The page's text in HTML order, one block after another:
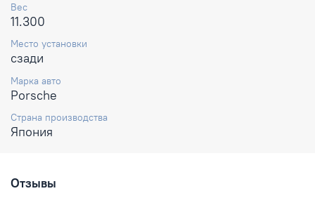
Вес
11.300
Место установки
сзади
Марка авто
Porsche
Страна производства
Япония
Отзывы